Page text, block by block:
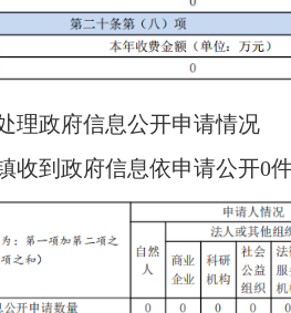
理政府信息公开申请情况
收到政府信息依申请公开0